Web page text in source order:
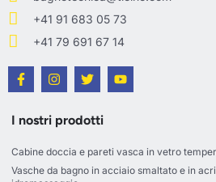
+41 91 683 05 73
+41 79 691 67 14
I nostri prodotti
Cabine doccia e pareti vasca in vetro
Vasche da bagno in acciaio smaltato e in